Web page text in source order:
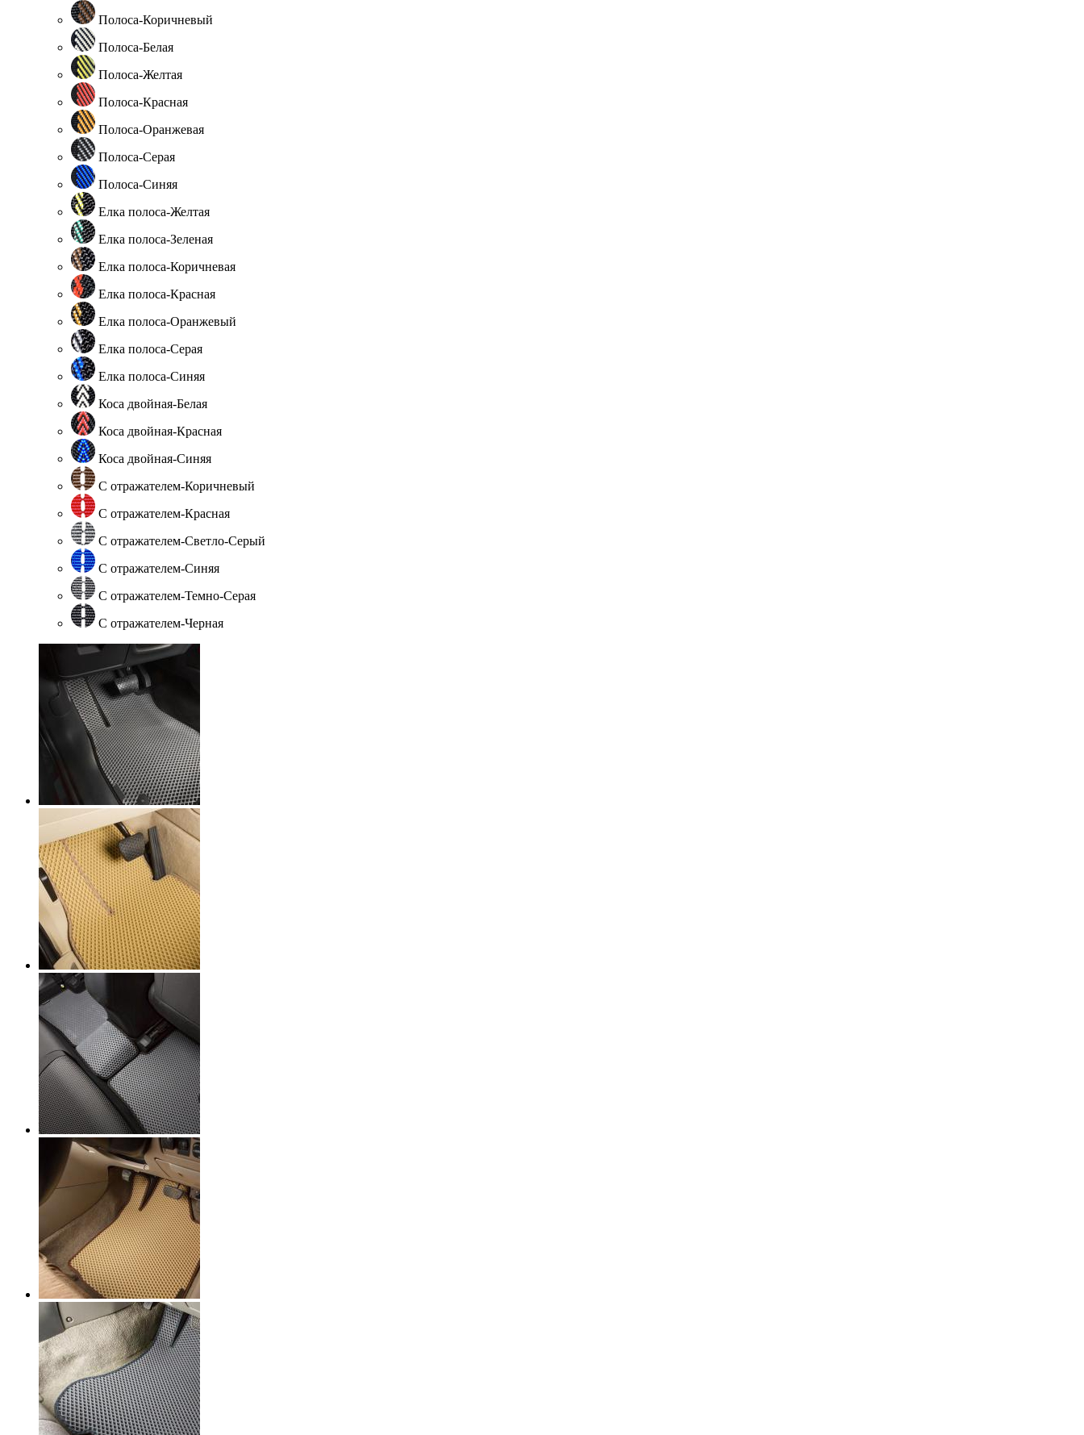
Полоса-Коричневый
Полоса-Белая
Полоса-Желтая
Полоса-Красная
Полоса-Оранжевая
Полоса-Серая
Полоса-Синяя
Елка полоса-Желтая
Елка полоса-Зеленая
Елка полоса-Коричневая
Елка полоса-Красная
Елка полоса-Оранжевый
Елка полоса-Серая
Елка полоса-Синяя
Коса двойная-Белая
Коса двойная-Красная
Коса двойная-Синяя
С отражателем-Коричневый
С отражателем-Красная
С отражателем-Светло-Серый
С отражателем-Синяя
С отражателем-Темно-Серая
С отражателем-Черная